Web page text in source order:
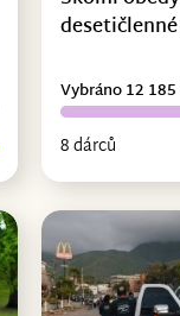
8 dárců
Vybráno 12